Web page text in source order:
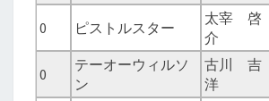
0 ピストルスター
太宰 啓
介
0
テーオーウィルソ
ン
古川 吉
洋